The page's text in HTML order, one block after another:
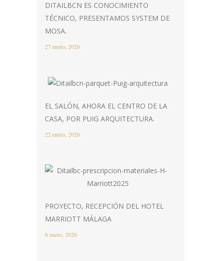
DITAILBCN ES CONOCIMIENTO
TÉCNICO, PRESENTAMOS SYSTEM DE
MOSA.
27 enero, 2026
EL SALÓN, AHORA EL CENTRO DE LA
CASA, POR PUIG ARQUITECTURA.
22 enero, 2026
PROYECTO, RECEPCIÓN DEL HOTEL
MARRIOTT MÁLAGA
8 enero, 2026